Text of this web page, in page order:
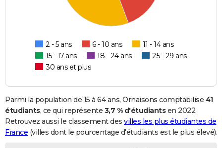
2 - 5 ans 6 - 10 ans
11 - 14 ans
15 - 17 ans
18 - 24 ans
25 - 29 ans
30 ans et plus
Parmi la population de 15 à 64 ans, Ornaisons comptabilise 41
étudiants, ce qui représente 3,7 % d'étudiantsen 2022.
Retrouvez aussi le classement des villes les plus étudiantes de
France (villes dont le pourcentage d'étudiants est le plus élevé).